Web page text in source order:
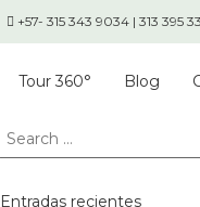
+57- 315 343 9034 | 313 395
Tour 360° Blog
Search
Entradas recientes